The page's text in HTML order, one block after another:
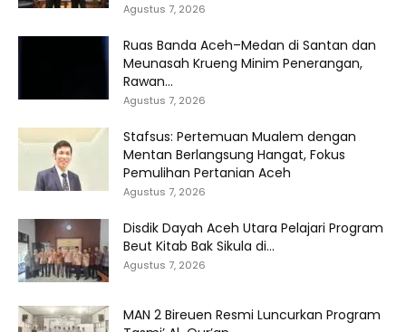
Agustus 7, 2026
Ruas Banda Aceh–Medan di Santan dan
Meunasah Krueng Minim Penerangan,
Rawan...
Agustus 7, 2026
Stafsus: Pertemuan Mualem dengan
Mentan Berlangsung Hangat, Fokus
Pemulihan Pertanian Aceh
Agustus 7, 2026
Disdik Dayah Aceh Utara Pelajari Program
Beut Kitab Bak Sikula di...
Agustus 7, 2026
MAN 2 Bireuen Resmi Luncurkan Program